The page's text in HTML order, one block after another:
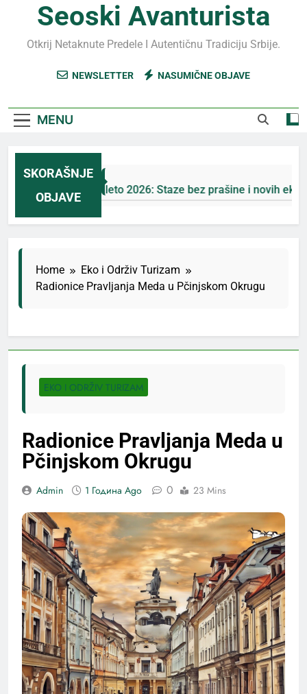
Seoski Avanturista
Otkrij Netaknute Predele I Autentičnu Tradiciju Srbije.
NEWSLETTER NASUMIČNE OBJAVE
MENU
SKORAŠNJE
OBJAVE
Jahorina leto 2026: Staze bez prašine i novih eko-taksi
Home
Eko i Održiv Turizam
Radionice Pravljanja Meda u Pčinjskom Okrugu
EKO I ODRŽIV TURIZAM
Radionice Pravljanja Meda u
Pčinjskom Okrugu
Admin 1 Година Ago 0 23 Mins